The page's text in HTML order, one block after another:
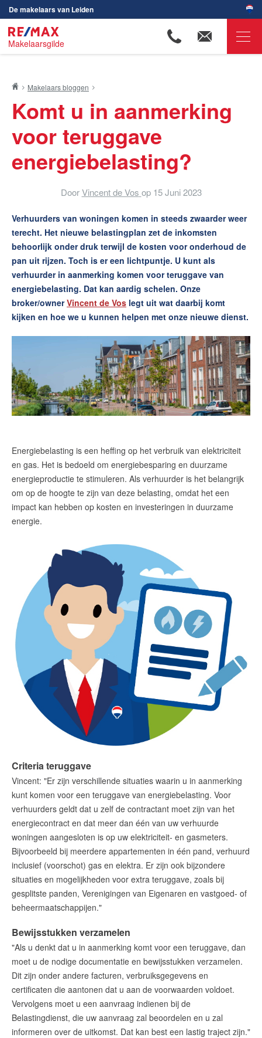
De makelaars van Leiden
Makelaarsgilde
Ons aanbod
Woningzoekers
Onze makelaars
Ons werkgebied
Huis verkopen
Huis verhuren
Onze diensten
Contact
Zelfstandig makelaar worden
Blog
Nieuwe kansen voor starters op
de Leidse woningmarkt
Lees de blog vanVincent de Vos
RE/MAX Makelaarsgilde
makelaarsgilde@remax.nl
+31 71 516 23 70
English?
Makelaars bloggen
Komt u in aanmerking
voor teruggave
energiebelasting?
DoorVincent de Vos op 15 Juni 2023
Verhuurders van woningen komen in steeds zwaarder weer
terecht. Het nieuwe belastingplan zet de inkomsten
behoorlijk onder druk terwijl de kosten voor onderhoud de
pan uit rijzen. Toch is er een lichtpuntje. U kunt als
verhuurder in aanmerking komen voor teruggave van
energiebelasting. Dat kan aardig schelen. Onze
broker/ownerVincent de Vos legt uit wat daarbij komt
kijken en hoe we u kunnen helpen met onze nieuwe dienst.
Energiebelasting is een heffing op het verbruik van elektriciteit
en gas. Het is bedoeld om energiebesparing en duurzame
energieproductie te stimuleren. Als verhuurder is het belangrijk
om op de hoogte te zijn van deze belasting, omdat het een
impact kan hebben op kosten en investeringen in duurzame
energie.
Criteria teruggave
Vincent: "Er zijn verschillende situaties waarin u in aanmerking
kunt komen voor een teruggave van energiebelasting. Voor
verhuurders geldt dat u zelf de contractant moet zijn van het
energiecontract en dat meer dan één van uw verhuurde
woningen aangesloten is op uw elektriciteit- en gasmeters.
Bijvoorbeeld bij meerdere appartementen in één pand, verhuurd
inclusief (voorschot) gas en elektra. Er zijn ook bijzondere
situaties en mogelijkheden voor extra teruggave, zoals bij
gesplitste panden, Verenigingen van Eigenaren en vastgoed- of
beheermaatschappijen."
Bewijsstukken verzamelen
"Als u denkt dat u in aanmerking komt voor een teruggave, dan
moet u de nodige documentatie en bewijsstukken verzamelen.
Dit zijn onder andere facturen, verbruiksgegevens en
certificaten die aantonen dat u aan de voorwaarden voldoet.
Vervolgens moet u een aanvraag indienen bij de
Belastingdienst, die uw aanvraag zal beoordelen en u zal
informeren over de uitkomst. Dat kan best een lastig traject zijn."